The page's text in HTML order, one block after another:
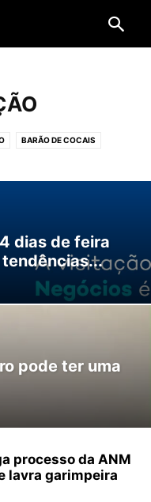
BARÃO DE COCAIS
COLUNAS
SOLAR ESPECIAL
ESTÉTICA & NEGÓCIOS
HISTÓRIA E TRADIÇÃO
GERAIS MINERAÇÃO
SAÚDE SERRO SERVIÇO
TIRADENTES
dias de feira
pode ter uma
processo da ANM
lavra garimpeira